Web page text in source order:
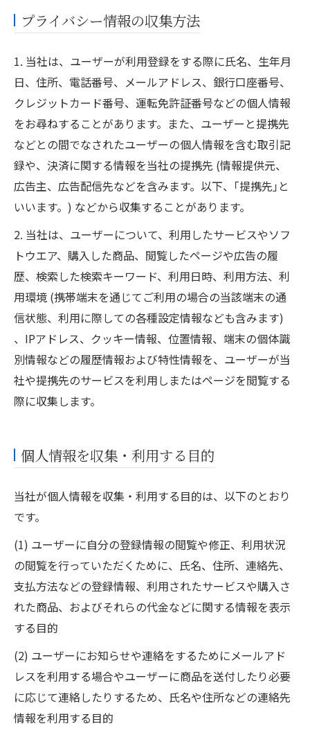
プライバシー情報の収集方法
1. 当社は、ユーザーが利用登録をする際に氏名、生年月
日、住所、電話番号、メールアドレス、銀行口座番号、
クレジットカード番号、運転免許証番号などの個人情報
をお尋ねすることがあります。また、ユーザーと提携先
などとの間でなされたユーザーの個人情報を含む取引記
録や、決済に関する情報を当社の提携先 (情報提供元、
広告主、広告配信先などを含みます。以下、｢提携先｣と
いいます。) などから収集することがあります。
2. 当社は、ユーザーについて、利用したサービスやソフ
トウエア、購入した商品、閲覧したページや広告の履
歴、検索した検索キーワード、利用日時、利用方法、利
用環境 (携帯端末を通じてご利用の場合の当該端末の通
信状態、利用に際しての各種設定情報なども含みます)
、IPアドレス、クッキー情報、位置情報、端末の個体識
別情報などの履歴情報および特性情報を、ユーザーが当
社や提携先のサービスを利用しまたはページを閲覧する
際に収集します。
個人情報を収集・利用する目的
当社が個人情報を収集・利用する目的は、以下のとおり
です。
(1) ユーザーに自分の登録情報の閲覧や修正、利用状況
の閲覧を行っていただくために、氏名、住所、連絡先、
支払方法などの登録情報、利用されたサービスや購入さ
れた商品、およびそれらの代金などに関する情報を表示
する目的
(2) ユーザーにお知らせや連絡をするためにメールアド
レスを利用する場合やユーザーに商品を送付したり必要
に応じて連絡したりするため、氏名や住所などの連絡先
情報を利用する目的